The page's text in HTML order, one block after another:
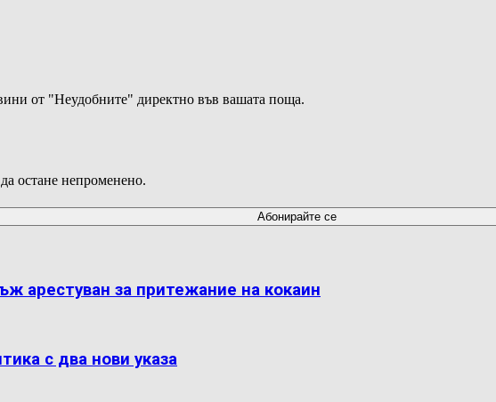
от "Неудобните" директно във вашата поща.
остане непроменено.
арестуван за притежание на кокаин
с два нови указа